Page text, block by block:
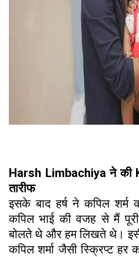
Harsh Limbachiya ने की
तारीफ
इसके बाद हर्ष ने कपिल शर्म
कपिल भाई की वजह से मैं
बोलते थे और हम लिखते थे।
कपिल शर्मा जैसी स्क्रिप्ट